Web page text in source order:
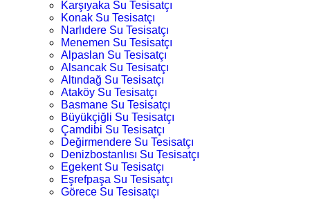
Karşıyaka Su Tesisatçı
Konak Su Tesisatçı
Narlıdere Su Tesisatçı
Menemen Su Tesisatçı
Alpaslan Su Tesisatçı
Alsancak Su Tesisatçı
Altındağ Su Tesisatçı
Ataköy Su Tesisatçı
Basmane Su Tesisatçı
Büyükçiğli Su Tesisatçı
Çamdibi Su Tesisatçı
Değirmendere Su Tesisatçı
Denizbostanlısı Su Tesisatçı
Egekent Su Tesisatçı
Eşrefpaşa Su Tesisatçı
Görece Su Tesisatçı